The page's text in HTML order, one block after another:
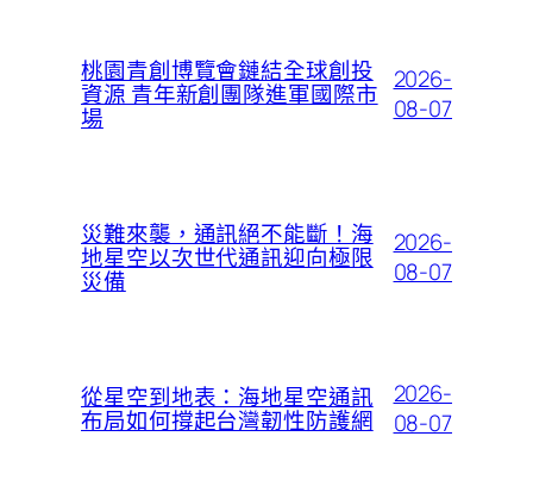
桃園青創博覽會鏈結全球創投
資源 青年新創團隊進軍國際市
場
2026-
08-07
災難來襲，通訊絕不能斷！海
地星空以次世代通訊迎向極限
災備
2026-
08-07
從星空到地表：海地星空通訊
布局如何撐起台灣韌性防護網
2026-
08-07